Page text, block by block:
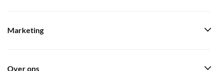
Marketing
Over ons